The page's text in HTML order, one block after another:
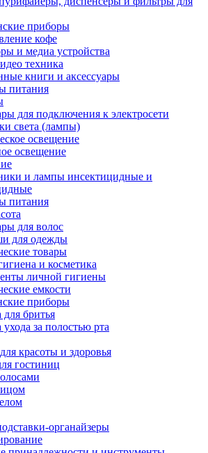
приборы
кофе
и медиа устройства
техника
книги и аксессуары
питания
для подключения к электросети
света (лампы)
освещение
освещение
и лампы инсектицидные и
питания
для волос
для одежды
товары
и косметика
личной гигиены
емкости
приборы
для бритья
ухода за полостью рта
красоты и здоровья
гостиниц
органайзеры